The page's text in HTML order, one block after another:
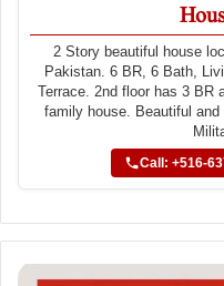
2 Story beautiful house
Pakistan. 6 BR, 6 Bath,
Terrace. 2nd floor has 3 BR
family house. Beautiful and
Call: +516-